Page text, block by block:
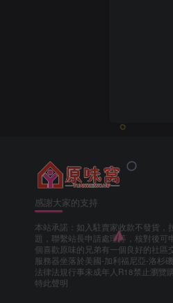
感謝大家的支持
本站承諾：如入駐賣家收款不發貨，
題，聯繫站長申請處理等，核對後可
個喜歡原味的兄弟有一個良好的社區
服務器坐落於美國-加利福尼亞-洛杉
法律法規行事未成年人R18禁止瀏覽
特此聲明